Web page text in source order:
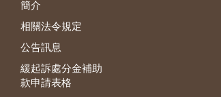
簡介
相關法令規定
公告訊息
緩起訴處分金補助
款申請表格